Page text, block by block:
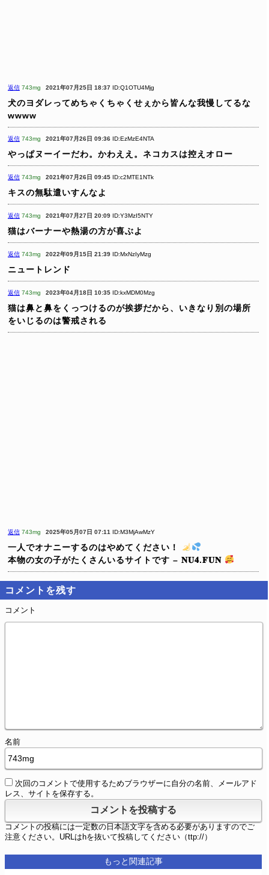
返信 743mg 2021年07月25日 18:37 ID:Q1OTU4Mjg
犬のヨダレってめちゃくちゃくせぇから皆んな我慢してるな
wwww
返信 743mg 2021年07月26日 09:36 ID:EzMzE4NTA
やっぱヌーイーだわ。かわええ。ネコカスは控えオロー
返信 743mg 2021年07月26日 09:45 ID:c2MTE1NTk
キスの無駄遣いすんなよ
返信 743mg 2021年07月27日 20:09 ID:Y3MzI5NTY
猫はバーナーや熱湯の方が喜ぶよ
返信 743mg 2022年09月15日 21:39 ID:MxNzIyMzg
ニュートレンド
返信 743mg 2023年04月18日 10:35 ID:kxMDM0Mzg
猫は鼻と鼻をくっつけるのが挨拶だから、いきなり別の場所
をいじるのは警戒される
返信 743mg 2025年05月07日 07:11 ID:M3MjAwMzY
一人でオナニーするのはやめてください！
本物の女の子がたくさんいるサイトです – 𝐍𝐔𝟒.𝐅𝐔𝐍
コメントを残す
コメント
名前
次回のコメントで使用するためブラウザーに自分の名前、メールアド
レス、サイトを保存する。
コメントの投稿には一定数の日本語文字を含める必要がありますのでご
注意ください。URLはhを抜いて投稿してください（ttp://）
もっと関連記事